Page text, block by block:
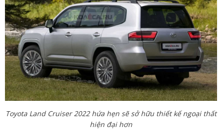
Toyota Land Cruiser 2022 hứa hẹn sẽ sở hữu thiết kế ngoại thất
hiện đại hơn